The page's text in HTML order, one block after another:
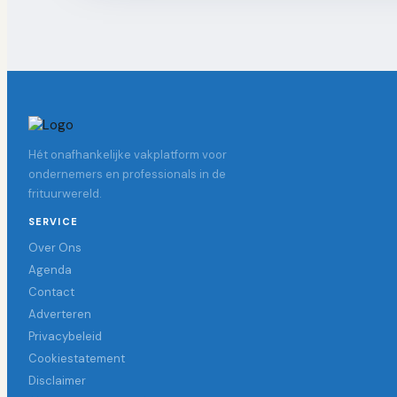
Hét onafhankelijke vakplatform voor
ondernemers en professionals in de
frituurwereld.
SERVICE
Over Ons
Agenda
Contact
Adverteren
Privacybeleid
Cookiestatement
Disclaimer